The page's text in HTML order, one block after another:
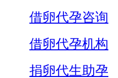
借卵代孕咨询
借卵代孕机构
捐卵代生助孕